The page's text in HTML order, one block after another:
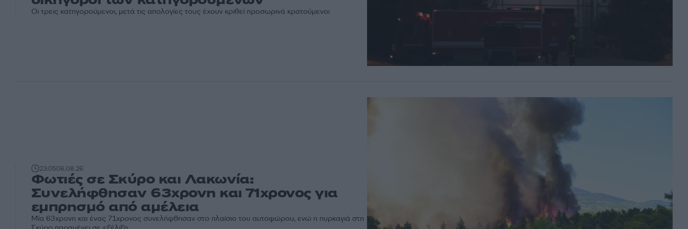
Οι τρεις κατηγορούμενοι, μετά τις απολογίες τους έχουν κριθεί προσωρινά κρατούμενοι
23:0506.08.26
Φωτιές σε Σκύρο και Λακωνία:
Συνελήφθησαν 63χρονη και 71χρονος για
εμπρησμό από αμέλεια
Μία 63χρονη και ένας 71χρονος συνελήφθησαν στο πλαίσιο του αυτοφώρου, ενώ η πυρκαγιά στη